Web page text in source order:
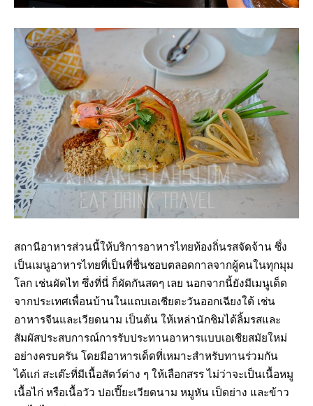
สถานีอาหารส่วนนี้ให้บริการอาหารไทยท้องถิ่นรสจัดจ้าน ซึ่ง
เป็นเมนูอาหารไทยที่เป็นที่ชื่นชอบตลอดกาลจากผู้คนในทุกมุม
โลก เช่นผัดไท ซึ่งที่นี่ ก็ผัดกันสดๆ เลย นอกจากนี้ยังมีเมนูเด็ด
จากประเทศเพื่อนบ้านในแถบเอเชียตะวันออกเฉียงใต้ เช่น
อาหารจีนและเวียดนาม เป็นต้น ให้เหล่านักชิมได้ลิ้มรสและ
สัมผัสประสบการณ์การรับประทานอาหารแบบเอเชียสมัยใหม่
อย่างครบครัน โดยมีอาหารเด็ดที่เหมาะสำหรับทานร่วมกัน
ได้แก่ สะเต๊ะที่มีเนื้อสัตว์ต่าง ๆ ให้เลือกสรร ไม่ว่าจะเป็นเนื้อหมู
เนื้อไก่ หรือเนื้อวัว ปอเปี๊ยะเวียดนาม หมูหัน เป็ดย่าง และข้าว